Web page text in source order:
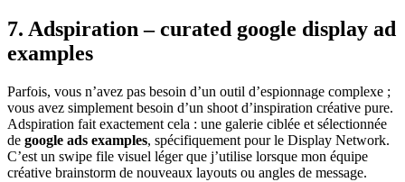
7. Adspiration – curated google display ad
examples
Parfois, vous n’avez pas besoin d’un outil d’espionnage complexe ;
vous avez simplement besoin d’un shoot d’inspiration créative pure.
Adspiration fait exactement cela : une galerie ciblée et sélectionnée
de google ads examples, spécifiquement pour le Display Network.
C’est un swipe file visuel léger que j’utilise lorsque mon équipe
créative brainstorm de nouveaux layouts ou angles de message.